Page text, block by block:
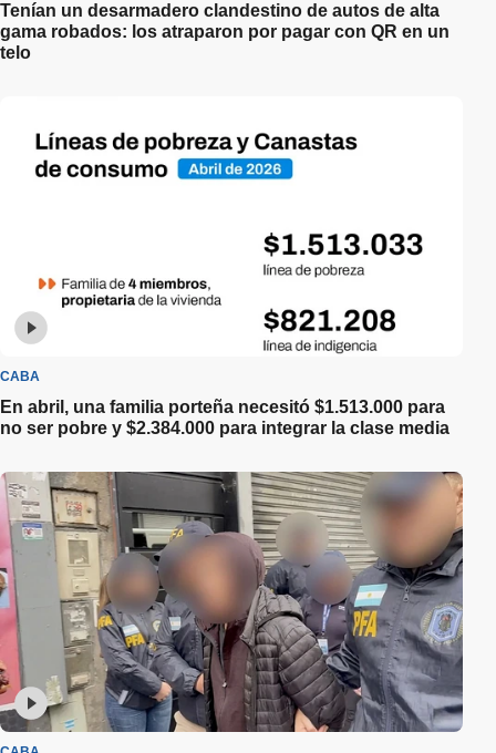
Tenían un desarmadero clandestino de autos de alta
gama robados: los atraparon por pagar con QR en un
telo
CABA
En abril, una familia porteña necesitó $1.513.000 para
no ser pobre y $2.384.000 para integrar la clase media